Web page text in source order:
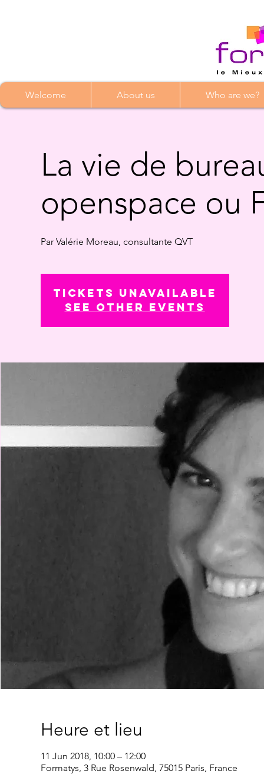
Welcome About us Who are we?
La vie de
openspace ou
Par Valérie Moreau, consultante QVT
Tickets Unavailable
See other events
Heure et lieu
11 Jun 2018, 10:00 – 12:00
Formatys, 3 Rue Rosenwald, 75015 Paris, France